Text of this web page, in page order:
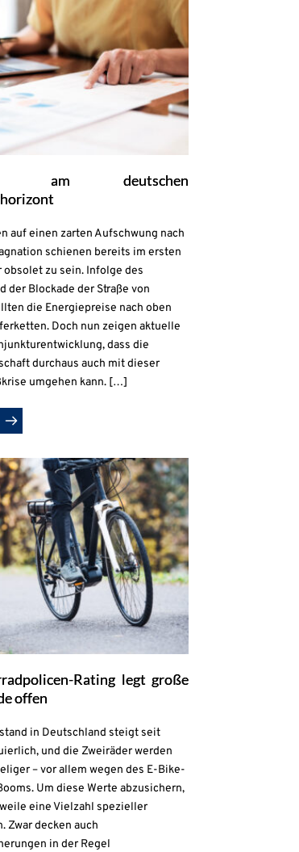
am deutschen
auf einen zarten Aufschwung nach
schienen bereits im ersten
obsolet zu sein. Infolge des
der Blockade der Straße von
die Energiepreise nach oben
Doch nun zeigen aktuelle
dass die
durchaus auch mit dieser
umgehen kann. […]
Rating legt große
offen
in Deutschland steigt seit
und die Zweiräder werden
– vor allem wegen des E-Bike-
Um diese Werte abzusichern,
eine Vielzahl spezieller
Zwar decken auch
in der Regel